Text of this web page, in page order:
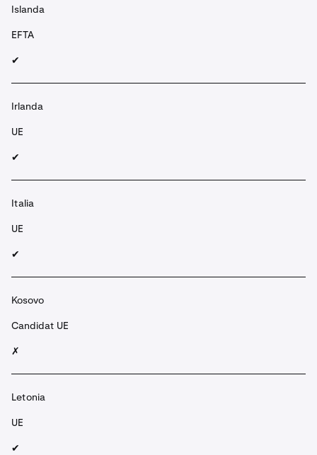
Islanda
EFTA
✔︎
Irlanda
UE
✔︎
Italia
UE
✔︎
Kosovo
Candidat UE
✗
Letonia
UE
✔︎